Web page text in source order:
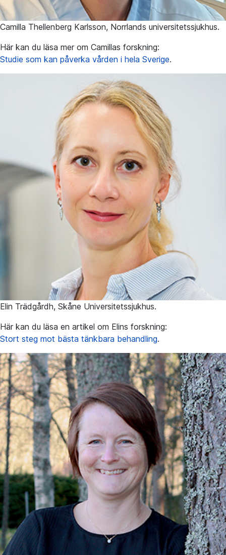
Camilla Thellenberg Karlsson, Norrlands universitetssjukhus.
Här kan du läsa mer om Camillas forskning:
Studie som kan påverka vården i hela Sverige.
Elin Trädgårdh, Skåne Universitetssjukhus.
Här kan du läsa en artikel om Elins forskning:
Stort steg mot bästa tänkbara behandling.